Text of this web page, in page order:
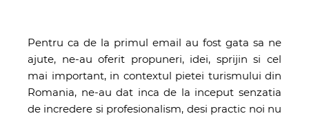
Pentru ca de la primul email au fost gata sa ne
ajute, ne-au oferit propuneri, idei, sprijin si cel
mai important, in contextul pietei turismului din
Romania, ne-au dat inca de la inceput senzatia
de incredere si profesionalism, desi practic noi nu